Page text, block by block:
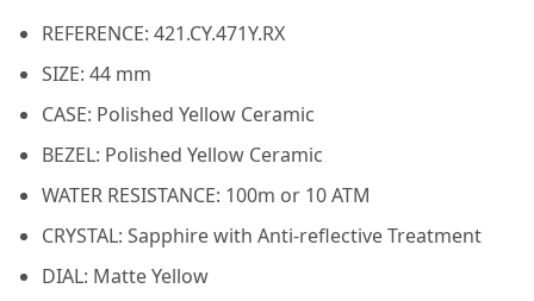
REFERENCE: 421.CY.471Y.RX
SIZE: 44 mm
CASE: Polished Yellow Ceramic
BEZEL: Polished Yellow Ceramic
WATER RESISTANCE: 100m or 10 ATM
CRYSTAL: Sapphire with Anti-reflective Treatment
DIAL: Matte Yellow